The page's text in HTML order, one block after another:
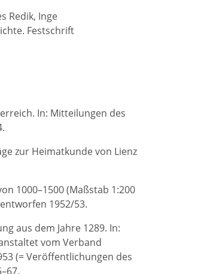
Redik, Inge
Festschrift
In: Mitteilungen des
zur Heimatkunde von Lienz
1000–1500 (Maßstab 1:200
1952/53.
aus dem Jahre 1289. In:
vom Verband
(= Veröffentlichungen des